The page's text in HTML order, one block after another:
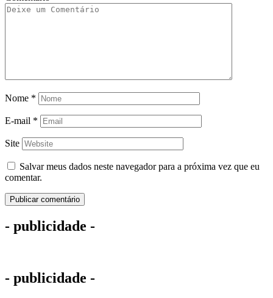
Nome *
E-mail *
Site
Salvar meus dados neste navegador para a próxima vez que eu
comentar.
- publicidade -
- publicidade -